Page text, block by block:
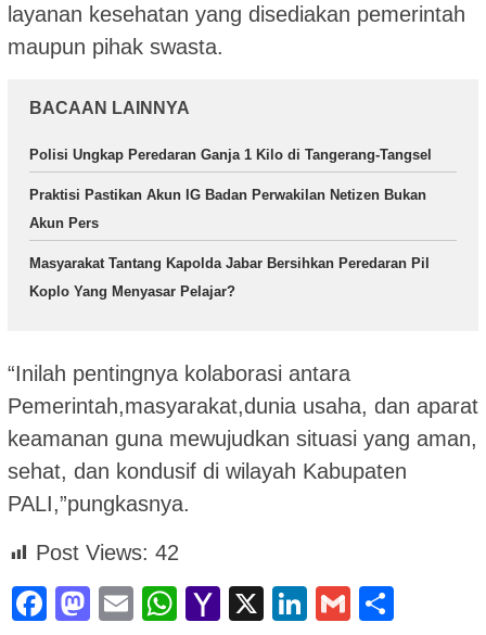
layanan kesehatan yang disediakan pemerintah
maupun pihak swasta.
BACAAN LAINNYA
Polisi Ungkap Peredaran Ganja 1 Kilo di Tangerang-Tangsel
Praktisi Pastikan Akun IG Badan Perwakilan Netizen Bukan
Akun Pers
Masyarakat Tantang Kapolda Jabar Bersihkan Peredaran Pil
Koplo Yang Menyasar Pelajar?
“Inilah pentingnya kolaborasi antara
Pemerintah,masyarakat,dunia usaha, dan aparat
keamanan guna mewujudkan situasi yang aman,
sehat, dan kondusif di wilayah Kabupaten
PALI,”pungkasnya.
Post Views: 42
Facebook
Mastodon
EmailWhatsApp
Yahoo
X LinkedIn
Gmail